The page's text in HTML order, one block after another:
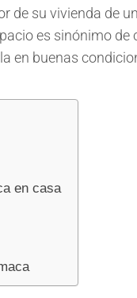
de su vivienda de
es sinónimo
en buenas
en casa